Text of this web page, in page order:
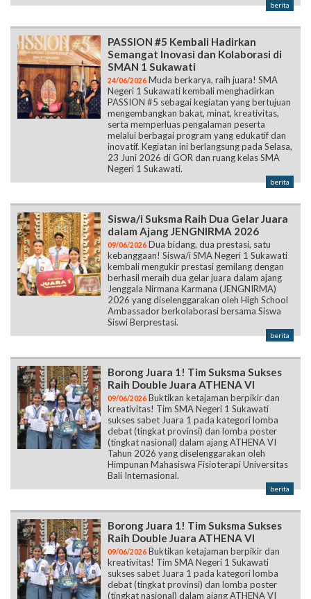
berita
PASSION #5 Kembali Hadirkan
Semangat Inovasi dan Kolaborasi di
SMAN 1 Sukawati
24/06/2026 Muda berkarya, raih juara! SMA
Negeri 1 Sukawati kembali menghadirkan
PASSION #5 sebagai kegiatan yang bertujuan
mengembangkan bakat, minat, kreativitas,
serta memperluas pengalaman peserta
melalui berbagai program yang edukatif dan
inovatif. Kegiatan ini berlangsung pada Selasa,
23 Juni 2026 di GOR dan ruang kelas SMA
Negeri 1 Sukawati.
berita
Siswa/i Suksma Raih Dua Gelar Juara
dalam Ajang JENGNIRMA 2026
09/06/2026 Dua bidang, dua prestasi, satu
kebanggaan! Siswa/i SMA Negeri 1 Sukawati
kembali mengukir prestasi gemilang dengan
berhasil meraih dua gelar juara dalam ajang
Jenggala Nirmana Karmana (JENGNIRMA)
2026 yang diselenggarakan oleh High School
Ambassador berkolaborasi bersama Siswa
Siswi Berprestasi.
berita
Borong Juara 1! Tim Suksma Sukses
Raih Double Juara ATHENA VI
09/06/2026 Buktikan ketajaman berpikir dan
kreativitas! Tim SMA Negeri 1 Sukawati
sukses sabet Juara 1 pada kategori lomba
debat (tingkat provinsi) dan lomba poster
(tingkat nasional) dalam ajang ATHENA VI
Tahun 2026 yang diselenggarakan oleh
Himpunan Mahasiswa Fisioterapi Universitas
Bali Internasional.
berita
Borong Juara 1! Tim Suksma Sukses
Raih Double Juara ATHENA VI
09/06/2026 Buktikan ketajaman berpikir dan
kreativitas! Tim SMA Negeri 1 Sukawati
sukses sabet Juara 1 pada kategori lomba
debat (tingkat provinsi) dan lomba poster
(tingkat nasional) dalam ajang ATHENA VI